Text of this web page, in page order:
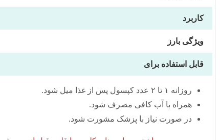
کاربرد
ویژگی بارز
قابل استفاده برای
روزانه ۱ تا ۲ عدد کپسول پس از غذا میل شود.
همراه با آب کافی مصرف شود.
در صورت نیاز با پزشک مشورت شود.